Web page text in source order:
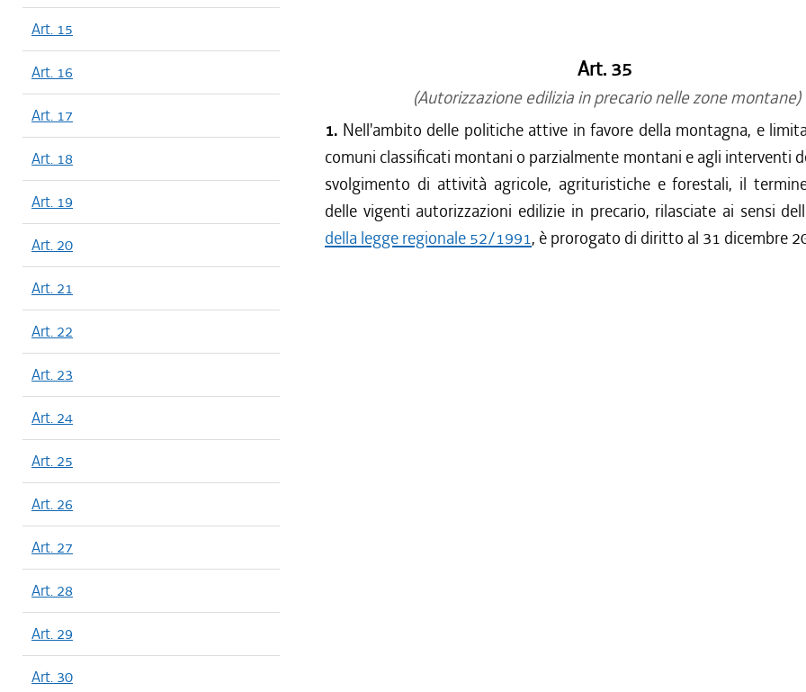
Art. 15
Art. 16
Art. 17
Art. 18
Art. 19
Art. 20
Art. 21
Art. 22
Art. 23
Art. 24
Art. 25
Art. 26
Art. 27
Art. 28
Art. 29
Art. 30
Art. 35
(Autorizzazione edilizia in precario nelle zone montane)
1. Nell'ambito delle politiche attive in favore della montagna, e
comuni classificati montani o parzialmente montani e agli interventi
svolgimento di attività agricole, agrituristiche e forestali, il
delle vigenti autorizzazioni edilizie in precario, rilasciate ai sensi
della legge regionale 52/1991, è prorogato di diritto al 31 dicembre